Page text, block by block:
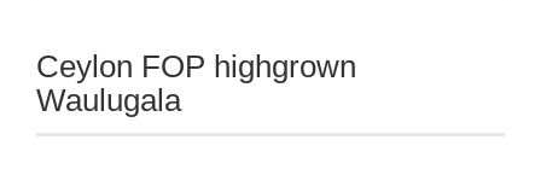
Ceylon FOP highgrown
Waulugala